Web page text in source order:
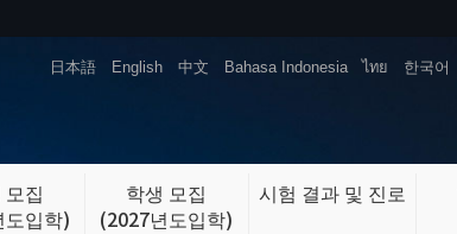
English Bahasa Indonesia
日本語 한국어
ไทย
中文
모집
입학)
학생 모집
(2027년도입학)
시험 결과 및 진로